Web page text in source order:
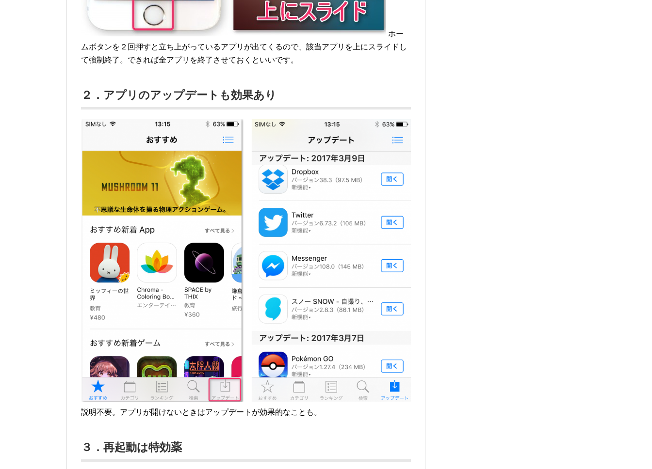
ホー
ムボタンを２回押すと立ち上がっているアプリが出てくるので、該当アプリを上にスライドし
て強制終了。できれば全アプリを終了させておくといいです。
２．アプリのアップデートも効果あり
説明不要。アプリが開けないときはアップデートが効果的なことも。
３．再起動は特効薬